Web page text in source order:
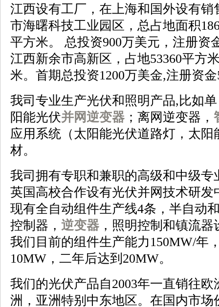
江西设有工厂，在上海和国外设有
市海曙科技工业园区，总占地面积
平方米。 总投资900万美元，注册资
江西新余市高新区，占地53360平方
米。首期总投资1200万美金,注册资
我司专业生产光伏和照明产品,比如
阳能光伏并网逆变器 ；离网逆变器，
应用系统（太阳能光伏道路灯，太
材。
我司拥有专职和兼职的高级和中级
英国高校合作设有光伏并网技术研
现有全自动组件生产线4条，半自动
控制器， 逆变器 ，照明控制和镇流
我们目前的组件生产能力150MW/年
10MW，二年后达到20MW。
我们的光伏产品自2003年一直销往
洲，亚洲特别中东地区。在国内市场